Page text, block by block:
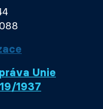
Unie
1937